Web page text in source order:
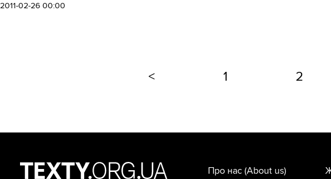
2011-02-26 00:00
< 1 2
Про нас (About us)